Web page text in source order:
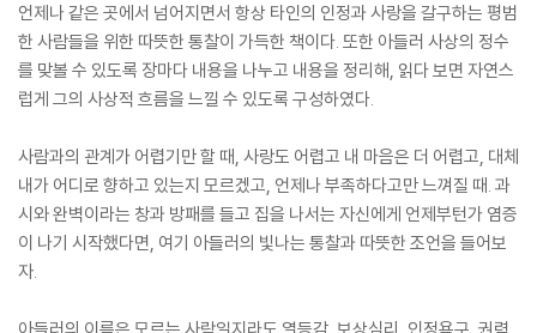
언제나 같은 곳에서 넘어지면서 항상 타인의 인정과 사랑을 갈구하는 평범
한 사람들을 위한 따뜻한 통찰이 가득한 책이다. 또한 아들러 사상의 정수
를 맞볼 수 있도록 장마다 내용을 나누고 내용을 정리해, 읽다 보면 자연스
럽게 그의 사상적 흐름을 느낄 수 있도록 구성하였다.
사람과의 관계가 어렵기만 할 때, 사랑도 어렵고 내 마음은 더 어렵고, 대체
내가 어디로 향하고 있는지 모르겠고, 언제나 부족하다고만 느껴질 때. 과
시와 완벽이라는 창과 방패를 들고 집을 나서는 자신에게 언제부턴가 염증
이 나기 시작했다면, 여기 아들러의 빛나는 통찰과 따뜻한 조언을 들어보
자.